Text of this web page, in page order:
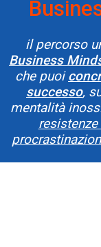
il percorso
Business
che puoi
successo,
mentalità